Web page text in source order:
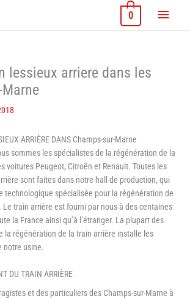
Menu
0
lessieux arriere dans les
ARRIÈRE DANS Champs-sur-Marne
sommes les spécialistes de la régénération de la
voitures Peugeot, Citroën et Renault. Toutes les
sont faites dans notre hall de production, qui
technologique spécialisée pour la régénération de
Le train arrière est fourni par nous à des centaines
la France ainsi qu’à l’étranger. La plupart des
la régénération de la train arrière installe les
notre usine.
DU TRAIN ARRIÈRE
et des particuliers des Champs-sur-Marne à